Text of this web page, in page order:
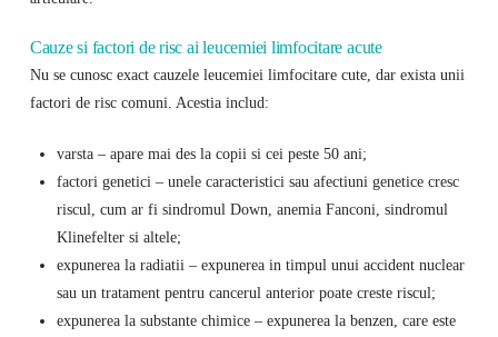
Cauze si factori de risc ai leucemiei limfocitare acute
Nu se cunosc exact cauzele leucemiei limfocitare cute, dar exista unii
factori de risc comuni. Acestia includ:
varsta – apare mai des la copii si cei peste 50 ani;
factori genetici – unele caracteristici sau afectiuni genetice cresc
riscul, cum ar fi sindromul Down, anemia Fanconi, sindromul
Klinefelter si altele;
expunerea la radiatii – expunerea in timpul unui accident nuclear
sau un tratament pentru cancerul anterior poate creste riscul;
expunerea la substante chimice – expunerea la benzen, care este